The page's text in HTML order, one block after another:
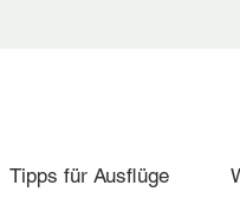
Tipps für Ausflüge